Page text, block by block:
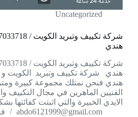
Uncategorized
هندي
هندي شركة تكييف وتبريد الكويت و
هندي فنحن نمتلك مجموعة كبيرة
الفنيين الماهرين في مجال التكييف
الايدي الخبيرة والتي اثبتت كفائتها
abdo6121999@gmail.com